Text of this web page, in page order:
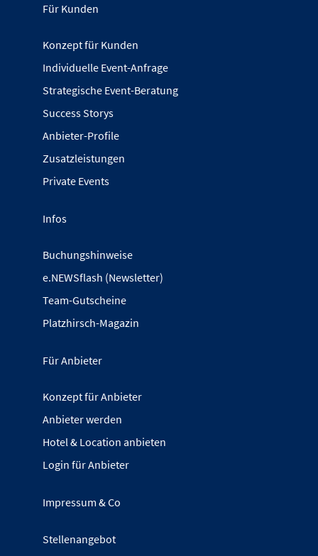
Für Kunden
Konzept für Kunden
Individuelle Event-Anfrage
Strategische Event-Beratung
Success Storys
Anbieter-Profile
Zusatzleistungen
Private Events
Infos
Buchungshinweise
e.NEWSflash (Newsletter)
Team-Gutscheine
Platzhirsch-Magazin
Für Anbieter
Konzept für Anbieter
Anbieter werden
Hotel & Location anbieten
Login für Anbieter
Impressum & Co
Stellenangebot